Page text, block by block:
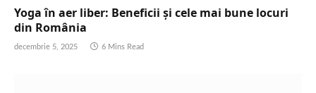
Yoga în aer liber: Beneficii și cele mai bune locuri
din România
decembrie 5, 2025 6 Mins Read